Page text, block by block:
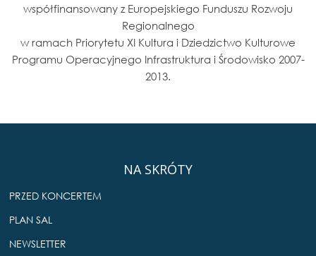
współfinansowany z Europejskiego Funduszu Rozwoju
Regionalnego
w ramach Priorytetu XI Kultura i Dziedzictwo Kulturowe
Programu Operacyjnego Infrastruktura i Środowisko 2007-
2013.
NA SKRÓTY
PRZED KONCERTEM
PLAN SAL
NEWSLETTER